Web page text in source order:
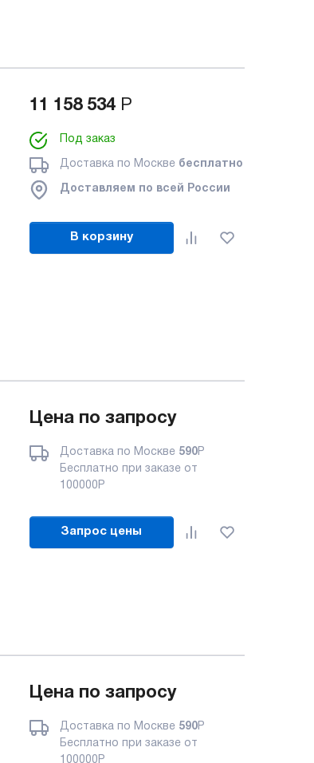
11 158 534 Р
Под заказ
Доставка по Москве бесплатно
Доставляем по всей России
В корзину
Цена по запросу
Доставка по Москве 590Р
Бесплатно при заказе от
100000 Р
Запрос цены
Цена по запросу
Доставка по Москве 590Р
Бесплатно при заказе от
100000 Р